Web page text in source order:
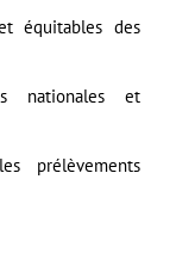
équitables des
nationales et
prélèvements